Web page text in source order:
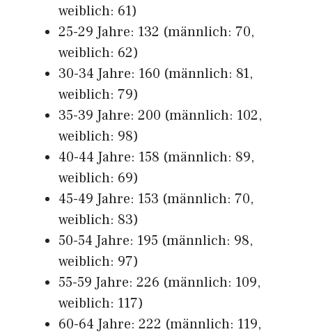
weiblich: 61)
25-29 Jahre: 132 (männlich: 70,
weiblich: 62)
30-34 Jahre: 160 (männlich: 81,
weiblich: 79)
35-39 Jahre: 200 (männlich: 102,
weiblich: 98)
40-44 Jahre: 158 (männlich: 89,
weiblich: 69)
45-49 Jahre: 153 (männlich: 70,
weiblich: 83)
50-54 Jahre: 195 (männlich: 98,
weiblich: 97)
55-59 Jahre: 226 (männlich: 109,
weiblich: 117)
60-64 Jahre: 222 (männlich: 119,